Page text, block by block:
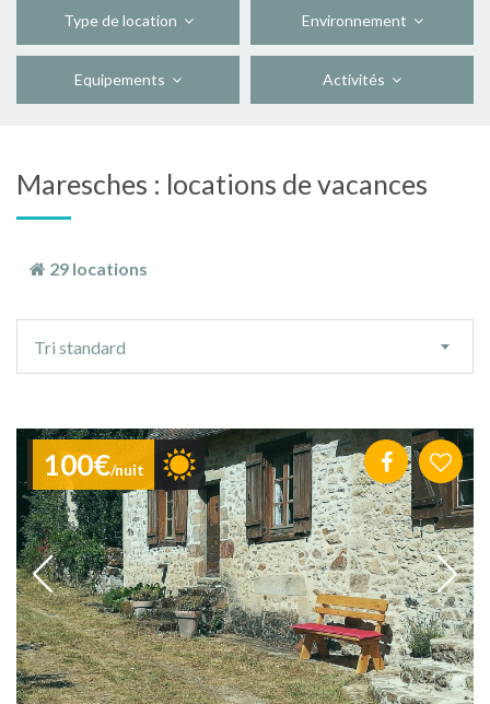
Type de location Environnement
Equipements Activités
Maresches : locations de vacances
29 locations
tri
Tri standard
100€/nuit